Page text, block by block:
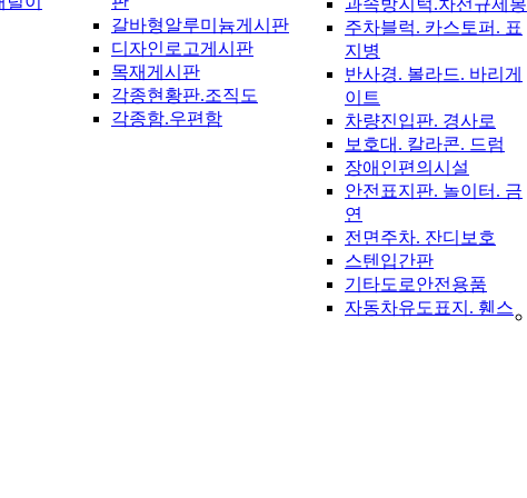
갈바형알루미늄게시판
디자인로고게시판
목재게시판
각종현황판.조직도
각종함.우편함
과속방지턱.차선규제봉
주차블럭. 카스토퍼. 표
지병
반사경. 볼라드. 바리게
이트
차량진입판. 경사로
보호대. 칼라콘. 드럼
장애인편의시설
안전표지판. 놀이터. 금
연
전면주차. 잔디보호
스텐입간판
기타도로안전용품
자동차유도표지. 휀스